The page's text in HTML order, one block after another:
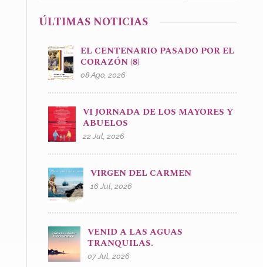
ÚLTIMAS NOTICIAS
EL CENTENARIO PASADO POR EL
CORAZÓN (8)
08 Ago, 2026
VI JORNADA DE LOS MAYORES Y
ABUELOS
22 Jul, 2026
VIRGEN DEL CARMEN
16 Jul, 2026
VENID A LAS AGUAS
TRANQUILAS.
07 Jul, 2026